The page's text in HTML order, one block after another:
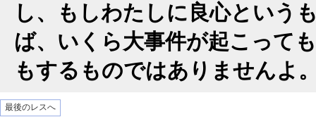
し、もしわたしに良心という
ば、いくら大事件が起こって
もするものではありませんよ
最後のレスへ